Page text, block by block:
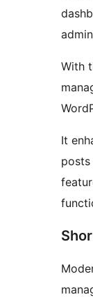
With
It